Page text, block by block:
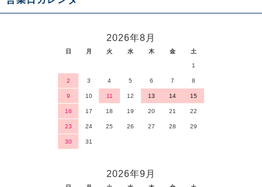
2026年8月
日 月 火 水 木 金 土
1
2 3 4 5 6 7 8
9 10 11 12 13 14 15
16 17 18 19 20 21 22
23 24 25 26 27 28 29
30 31
2026年9月